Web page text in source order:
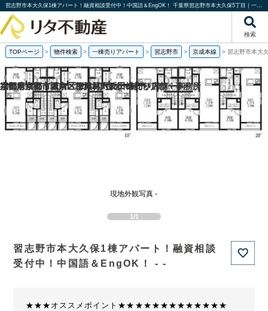
習志野市本大久保1棟アパート！融資相談受付中！中国語＆EngOK！ 千葉県習志野市本大久保5丁目｜一棟売りアパート｜投資物件や収益物件｜株式会社リタ不動産
検索
TOPページ > 物件検索 > 一棟売りアパート > 習志野市 > 京成本線 > 習志野市本大
1/1
現地外観写真 -
習志野市本大久保1棟アパート！融資相談
受付中！中国語＆EngOK！ - -
★★★オススメポイント★★★★★★★★★★★★★
福岡県福岡市城南区梅林2丁目の一棟売りアパート
京都府京都市西京区下津林六反田の売り店舗・事務所
京都府京都市西京区下津林六反田の
京都府京都市下京区二人司町の一棟売りアパート